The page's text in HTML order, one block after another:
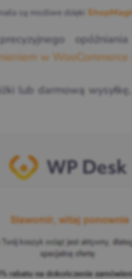
są możliwe dzięki
w WooCommerce
lub darmową